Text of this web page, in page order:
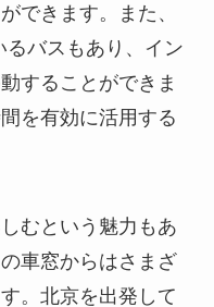
できます。また、
バスもあり、イン
することができま
を有効に活用する
むという魅力もあ
車窓からはさまざ
。北京を出発して